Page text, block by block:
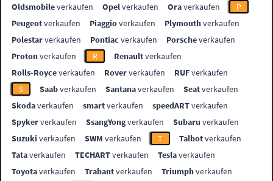
Oldsmobileverkaufen Opelverkaufen Oraverkaufen
P
Peugeotverkaufen Piaggioverkaufen Plymouthverkaufen
Polestarverkaufen Pontiac verkaufen Porscheverkaufen
Protonverkaufen R Renaultverkaufen
Rolls-Royceverkaufen Roververkaufen RUFverkaufen
S
Saabverkaufen Santanaverkaufen Seatverkaufen
Skodaverkaufen smartverkaufen speedARTverkaufen
Spykerverkaufen SsangYongverkaufen Subaru verkaufen
Suzuki verkaufen SWM verkaufen T Talbotverkaufen
Tataverkaufen TECHARTverkaufen Teslaverkaufen
Toyotaverkaufen Trabantverkaufen Triumphverkaufen